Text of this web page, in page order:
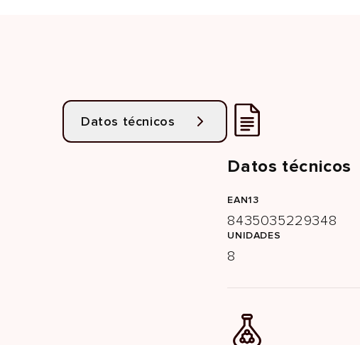
Datos técnicos
Datos técnicos
EAN13
8435035229348
UNIDADES
8